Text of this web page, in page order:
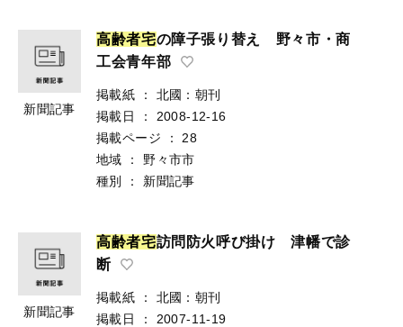
新聞記事
高齢者宅の障子張り替え 野々市・商
工会青年部
掲載紙 ：
北國：朝刊
掲載日
：
2008-12-16
掲載ページ
：
28
地域
：
野々市市
種別
： 新聞記事
新聞記事
高齢者宅訪問防火呼び掛け 津幡で診
断
掲載紙 ：
北國：朝刊
掲載日
：
2007-11-19